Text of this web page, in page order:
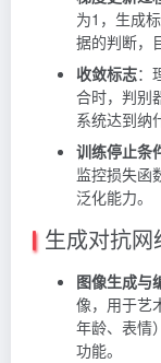
为1，生成
据的判断，
收敛标志：
合时，判别
系统达到纳
训练停止条
监控损失函
泛化能力。
生成对抗
图像生成与
像，用于艺
年龄、表情
功能。